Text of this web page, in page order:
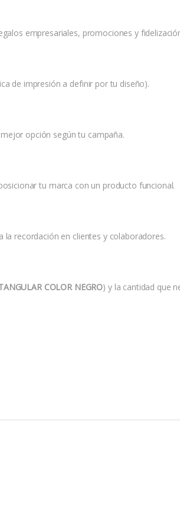
empresariales, promociones y
de impresión a definir por tu diseño).
opción según tu campaña.
tu marca con un producto funcional.
recordación en clientes y colaboradores.
COLOR NEGRO) y la cantidad que